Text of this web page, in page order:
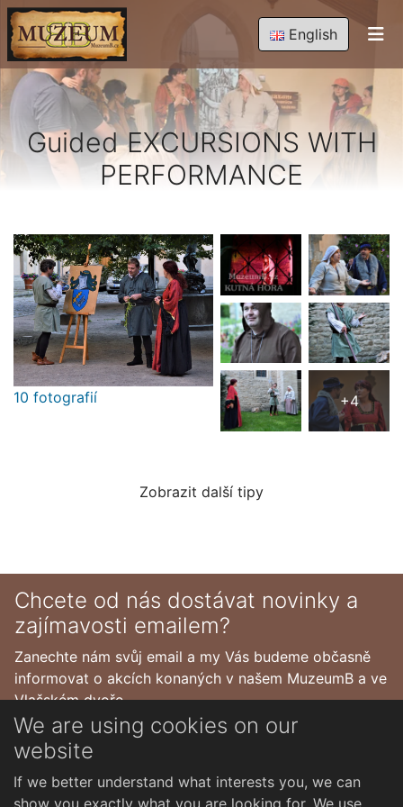
English
Guided EXCURSIONS WITH
PERFORMANCE
10 fotografií +4
Zobrazit další tipy
Chcete od nás dostávat novinky a
zajímavosti emailem?
Zanechte nám svůj email a my Vás budeme občasně
informovat o akcích konaných v našem MuzeumB a ve
Vlašském dvoře.
We are using cookies on our
website
If we better understand what interests you, we can
show you exactly what you are looking for. We use